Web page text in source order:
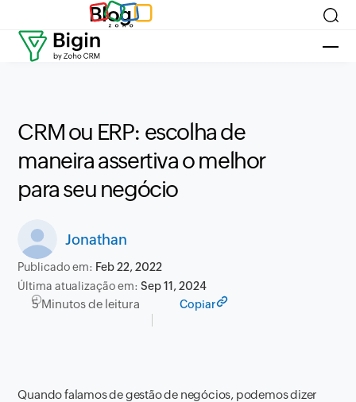
Blog
CRM ou ERP: escolha de
maneira assertiva o melhor
para seu negócio
Jonathan
Publicado em: Feb 22, 2022
Última atualização em:Sep 11, 2024
5 Minutos de leitura Copiar
Quando falamos de gestão de negócios, podemos dizer